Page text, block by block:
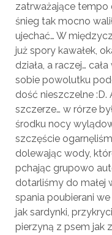
zatrważające
śnieg tak mocno
ujechać… W
już spory kawałek,
działa, a raczej…
sobie powolutku
dość nieszczelne
szczerze… w rórze
środku nocy
szczęście
dolewając wody,
pchając grupowo
dotarliśmy do małej
spania poubierani
jak sardynki,
pierzyną z psem jak